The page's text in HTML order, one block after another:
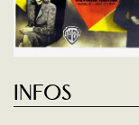
Infos